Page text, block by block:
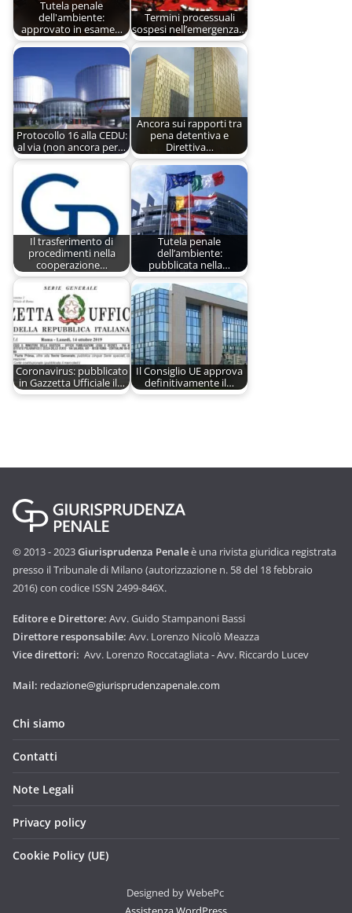
Tutela penale
dell'ambiente:
approvato in esame…
Termini processuali
sospesi nell’emergenza…
Protocollo 16 alla CEDU:
al via (non ancora per…
Ancora sui rapporti tra
pena detentiva e
Direttiva…
Il trasferimento di
procedimenti nella
cooperazione…
Tutela penale
dell’ambiente:
pubblicata nella…
Coronavirus: pubblicato
in Gazzetta Ufficiale il…
Il Consiglio UE approva
definitivamente il…
© 2013 - 2023Giurisprudenza Penaleè una rivista giuridica registrata
presso il Tribunale di Milano (autorizzazione n. 58 del 18 febbraio
2016) con codice ISSN 2499-846X.
Editore e Direttore: Avv. Guido Stampanoni Bassi
Direttore responsabile: Avv. Lorenzo Nicolò Meazza
Vice direttori: Avv. Lorenzo Roccatagliata - Avv. Riccardo Lucev
Mail: redazione@giurisprudenzapenale.com
Chi siamo
Contatti
Note Legali
Privacy policy
Cookie Policy (UE)
Designed by WebePc